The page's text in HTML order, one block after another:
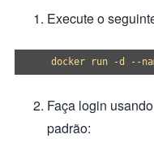
Execute o
Faça login
padrão: